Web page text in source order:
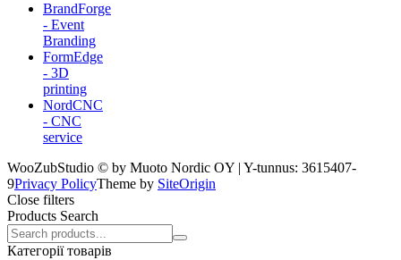
BrandForge
- Event
Branding
FormEdge
- 3D
printing
NordCNC
- CNC
service
WooZubStudio © by Muoto Nordic OY | Y-tunnus: 3615407-
9Privacy PolicyTheme by SiteOrigin
Close filters
Products Search
Search
products:
Категорії товарів